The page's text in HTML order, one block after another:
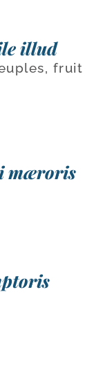
illud
fruit
mæroris